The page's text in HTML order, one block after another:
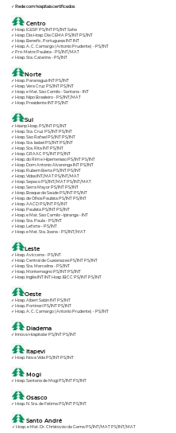
✓ Rede com hospitais certificados
Centro
✓ Hosp. IGESP PS/INT PS/INT Saha
✓ Hosp. Dia Hosp. Dia CEMA PS/INT PS/INT
✓ Hosp. Benefic. Portuguesa INT INT
✓ Hosp. A. C. Camargo (Antonio Prudente) - PS/INT
✓ Pró-Matre Paulista - PS/INT/MAT
✓ Hosp. Sta. Catarina - PS/INT
Norte
✓ Hosp. Paranaguá INT PS/INT
✓ Hosp. Vera Cruz PS/INT PS/INT
✓ Hosp. e Mat. São Camilo - Santana - INT
✓ Hosp. Nipo Brasileiro - PS/INT/MAT
✓ Hosp. Presidente INT PS/INT
Sul
✓ Hsanp Hosp. PS/INT PS/INT
✓ Hosp. Sta. Cruz PS/INT PS/INT
✓ Hosp. São Rafael PS/INT PS/INT
✓ Hosp. Sta. Isabel PS/INT PS/INT
✓ Hosp. Sta. Rita INT PS/INT
✓ Hosp. GRAAC PS/INT PS/INT
✓ Hosp. do Rim e Hipertensão PS/INT PS/INT
✓ Hosp. Dom Antonio Alvarenga INT PS/INT
✓ Hosp. Rubem Berta PS/INT PS/INT
✓ Hosp. Vidas INT/MAT PS/INT/MAT
✓ Hosp. Sepaco PS/INT/MAT PS/INT/MAT
✓ Hosp. Serra Mayor PS/INT PS/INT
✓ Hosp. Bosque da Saúde PS/INT PS/INT
✓ Hosp. de Olhos Paulista PS/INT PS/INT
✓ Hosp. AACD PS/INT PS/INT
✓ Hosp. Paulista PS/INT PS/INT
✓ Hosp. e Mat. São Camilo – Ipiranga - INT
✓ Hosp. Sta. Paula - PS/INT
✓ Hosp. Leforte - PS/INT
✓ Hosp. e Mat. Sta. Joana - PS/INT/MAT
Leste
✓ Hosp. Aviccena - PS/INT
✓ Hosp. Central de Guaianazes PS/INT PS/INT
✓ Hosp. Sta. Marcelina - PS/INT
✓ Hosp. Montemagno PS/INT PS/INT
✓ Hosp. Inglês INT INT Hosp. IBCC PS/INT PS/INT
Oeste
✓ Hosp. Albert Sabin INT PS/INT
✓ Hosp. Portinari PS/INT PS/INT
✓ Hosp. A. C. Camargo (Antonio Prudente) - PS/INT
Diadema
✓ Innova Hospitalar PS/INT PS/INT
Itapevi
✓ Hosp. Nova Vida PS/INT PS/INT
Mogi
✓ Hosp. Santana de Mogi PS/INT PS/INT
Osasco
✓ Hosp. N. Sra. de Fátima PS/INT PS/INT
Santo André
✓ Hosp. e Mat. Dr. Christovão da Gama PS/INT/MAT PS/INT/MAT